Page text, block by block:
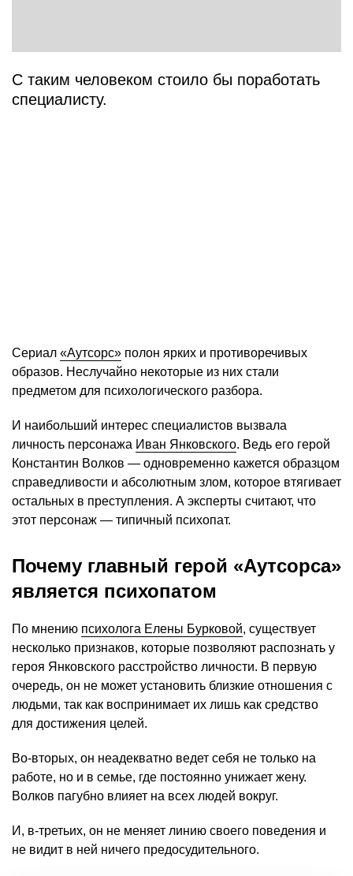
С таким человеком стоило бы поработать
специалисту.
Сериал «Аутсорс» полон ярких и противоречивых
образов. Неслучайно некоторые из них стали
предметом для психологического разбора.
И наибольший интерес специалистов вызвала
личность персонажа Иван Янковского. Ведь его герой
Константин Волков — одновременно кажется образцом
справедливости и абсолютным злом, которое втягивает
остальных в преступления. А эксперты считают, что
этот персонаж — типичный психопат.
Почему главный герой «Аутсорса»
является психопатом
По мнению психолога Елены Бурковой, существует
несколько признаков, которые позволяют распознать у
героя Янковского расстройство личности. В первую
очередь, он не может установить близкие отношения с
людьми, так как воспринимает их лишь как средство
для достижения целей.
Во-вторых, он неадекватно ведет себя не только на
работе, но и в семье, где постоянно унижает жену.
Волков пагубно влияет на всех людей вокруг.
И, в-третьих, он не меняет линию своего поведения и
не видит в ней ничего предосудительного.